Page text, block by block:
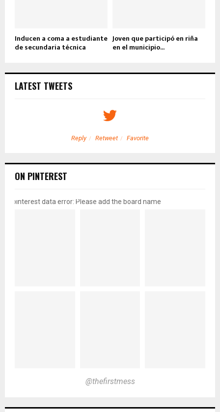
Inducen a coma a estudiante
de secundaria técnica
Joven que participó en riña
en el municipio...
LATEST TWEETS
Reply Retweet Favorite
ON PINTEREST
pinterest data error: Please add the board name
@thefirstmess